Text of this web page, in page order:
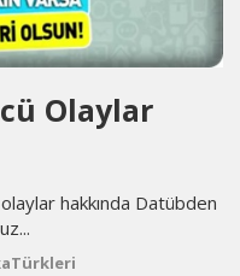
Olaylar
hakkında Datübden